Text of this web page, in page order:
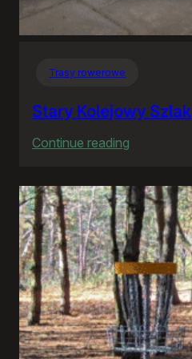
Trasy rowerowe
Stary Kolejowy Szlak
Continue reading
Kolejowy
Szlak